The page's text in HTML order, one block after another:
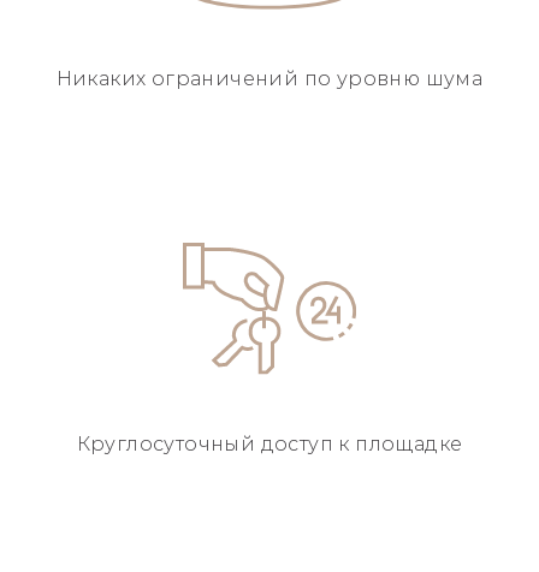
Никаких ограничений по уровню шума
Круглосуточный доступ к площадке